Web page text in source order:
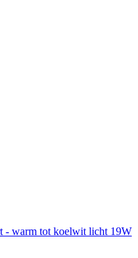
- warm tot koelwit licht 19W